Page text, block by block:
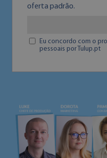
oferta padrão.
Eu concordo com o
pessoais por Tulup.pt